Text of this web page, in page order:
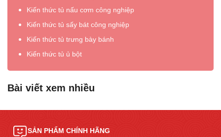
Kiến thức tủ nấu cơm công nghiệp
Kiến thức tủ sấy bát công nghiệp
Kiến thức tủ trưng bày bánh
Kiến thức tủ ủ bột
Bài viết xem nhiều
SẢN PHẨM CHÍNH HÃNG